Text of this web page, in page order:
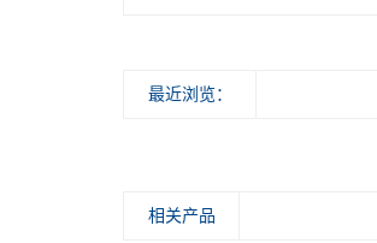
最近浏览：
相关产品